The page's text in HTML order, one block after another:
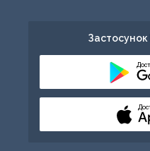
Застосунок